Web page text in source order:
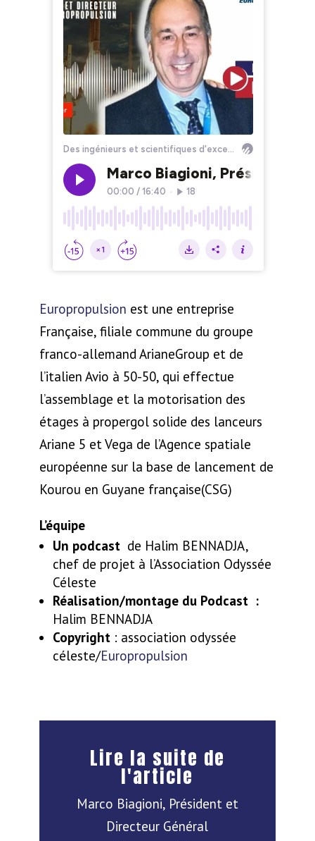
Europropulsion est une entreprise
Française, filiale commune du groupe
franco-allemand ArianeGroup et de
l’italien Avio à 50-50, qui effectue
l’assemblage et la motorisation des
étages à propergol solide des lanceurs
Ariane 5 et Vega de l’Agence spatiale
européenne sur la base de lancement de
Kourou en Guyane française(CSG)
L’équipe
Un podcast de Halim BENNADJA,
chef de projet à l’Association Odyssée
Céleste
Réalisation/montage du Podcast :
Halim BENNADJA
Copyright: association odyssée
céleste/Europropulsion
Lire la suite de
l'article
Marco Biagioni, Président et
Directeur Général